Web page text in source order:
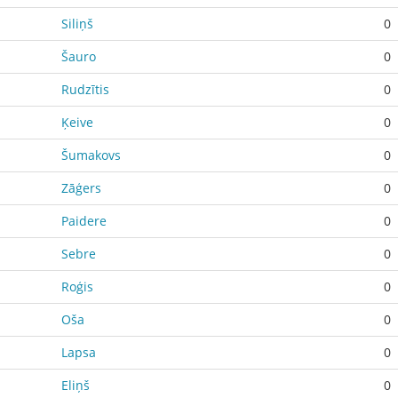
Siliņš
0
Šauro
0
Rudzītis
0
Ķeive
0
Šumakovs
0
Zāģers
0
Paidere
0
Sebre
0
Roģis
0
Oša
0
Lapsa
0
Eliņš
0